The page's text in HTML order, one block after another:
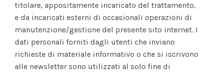
titolare, appositamente incaricato del trattamento,
e da incaricati esterni di occasionali operazioni di
manutenzione/gestione del presente sito internet. I
dati personali forniti dagli utenti che inviano
richieste di materiale informativo o che si iscrivono
alle newsletter sono utilizzati al solo fine di